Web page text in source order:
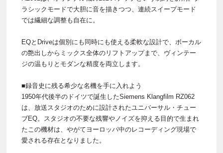
ラシックモードで大胆に音を描きつつ、連続スイープモード
では繊細な調整も自在に。
EQとDriveは個別にも同時にも使える柔軟な設計で、ボーカル
の艶出しからミックス全体のリフトアップまで、ヴィンテー
ジの温もりとモダンな精度を両立します。
■録音史に残る希少な名機を手に入れよう
1950年代後半のドイツで誕生したSiemens Klangfilm RZ062
は、放送スタジオのために設計されたユニバーサル・チュー
ブEQ。スタジオの不要な残響やノイズを抑える目的で生まれ
たこの機材は、やがてヨーロッパ中のレコーディング現場で
愛される存在となりました。